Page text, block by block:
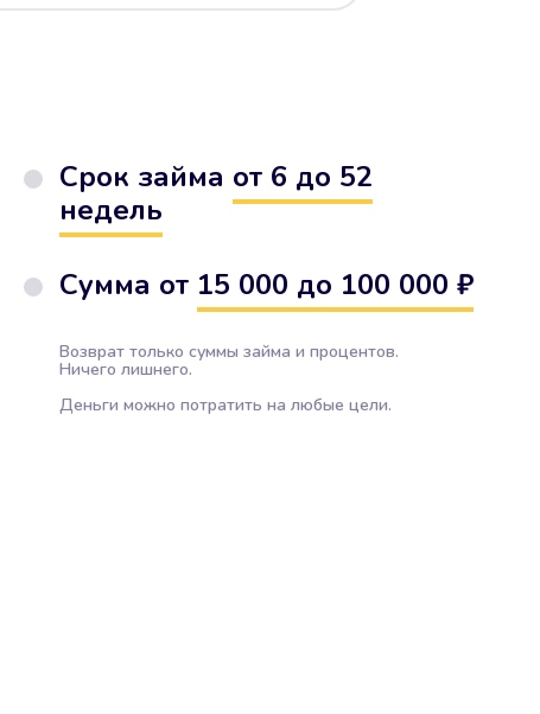
Срок займа от 6 до 52
недель
Сумма от 15 000 до 100 000 ₽
Возврат только суммы займа и процентов.
Ничего лишнего.
Деньги можно потратить на любые цели.